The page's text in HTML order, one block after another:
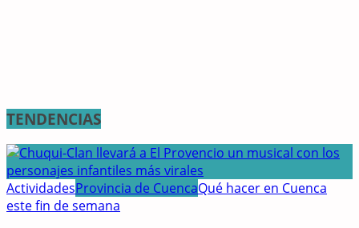
TENDENCIAS
ActividadesProvincia de CuencaQué hacer en Cuenca
este fin de semana